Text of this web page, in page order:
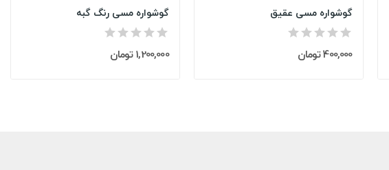
گوشواره مسی رنگ گبه
1,200,000 تومان
گوشواره مسی عقیق
400,000 تومان